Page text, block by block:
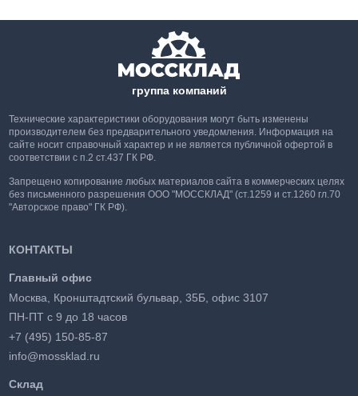
группа компаний
Технические характеристики оборудования могут быть изменены
производителем без предварительного уведомления. Информация на
сайте носит справочный характер и не является публичной офертой в
соответствии с п.2 ст.437 ГК РФ.
Запрещено копирование любых материалов сайта в коммерческих целях
без письменного разрешения ООО "МОССКЛАД" (ст.1259 и ст.1260 гл.70
"Авторское право" ГК РФ).
КОНТАКТЫ
Главный офис
Москва, Кронштадтский бульвар, 35Б, офис 3107
ПН-ПТ с 9 до 18 часов
+7 (495) 150-85-87
info@mossklad.ru
Склад